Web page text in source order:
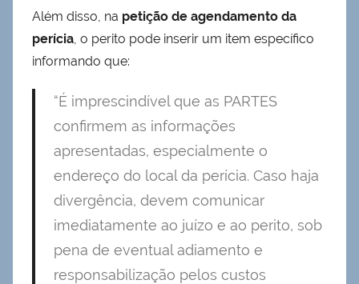
Além disso, na petição de agendamento da
perícia, o perito pode inserir um item específico
informando que:
“É imprescindível que as PARTES
confirmem as informações
apresentadas, especialmente o
endereço do local da perícia. Caso haja
divergência, devem comunicar
imediatamente ao juízo e ao perito, sob
pena de eventual adiamento e
responsabilização pelos custos